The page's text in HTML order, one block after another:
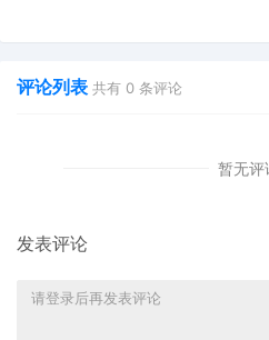
起诉时间：2025/10/8
品牌方：NICOLETTE
律所：Keith（
评论列表 共有 0 条评论
暂无评
发表评论